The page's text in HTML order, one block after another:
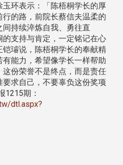
环表示：「陈梧桐学长的厚
的路，前院长蔡信夫温柔的
持续淬炼自我、勇往直
支持与肯定，一定铭记在心
璿说，陈梧桐学长的奉献精
能力，希望像学长一样帮助
份荣誉不是终点，而是责任
求自己，不要辜负这份奖项
1215期：
dtl.aspx?